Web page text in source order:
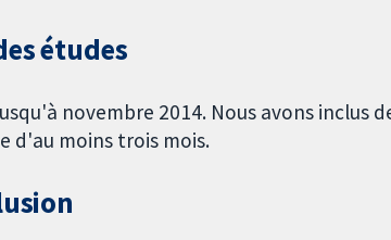
études
novembre 2014. Nous avons inclus
d'au moins trois mois.